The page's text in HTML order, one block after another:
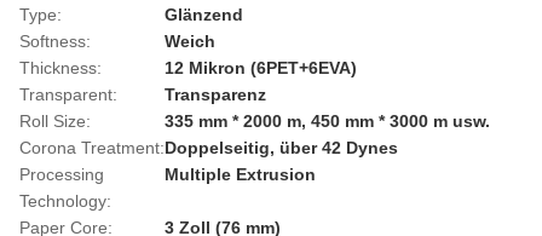
Type:
Glänzend
Softness:
Weich
Thickness:
12 Mikron (6PET+6EVA)
Transparent:
Transparenz
Roll Size:
335 mm * 2000 m, 450 mm * 3000 m usw.
Corona Treatment:Doppelseitig, über 42 Dynes
Processing
Technology:
Multiple Extrusion
Paper Core:
3 Zoll (76 mm)